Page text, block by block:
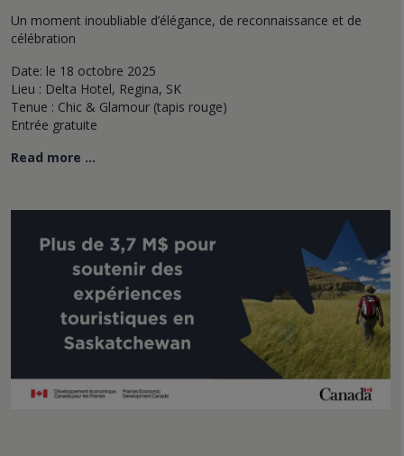
Un moment inoubliable d’élégance, de reconnaissance et de
célébration
Date: le 18 octobre 2025
Lieu : Delta Hotel, Regina, SK
Tenue : Chic & Glamour (tapis rouge)
Entrée gratuite
Read more …